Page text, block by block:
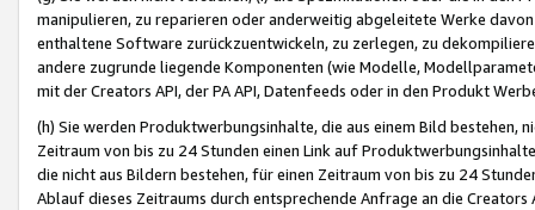
manipulieren, zu reparieren oder anderweitig abgeleitete Werke
enthaltene Software zurückzuentwickeln, zu zerlegen, zu
andere zugrunde liegende Komponenten (wie Modelle,
mit der Creators API, der PA API, Datenfeeds oder in den Produkt
(h) Sie werden Produktwerbungsinhalte, die aus einem Bild bestehen,
Zeitraum von bis zu 24 Stunden einen Link auf
die nicht aus Bildern bestehen, für einen Zeitraum von bis zu 24
Ablauf dieses Zeitraums durch entsprechende Anfrage an die